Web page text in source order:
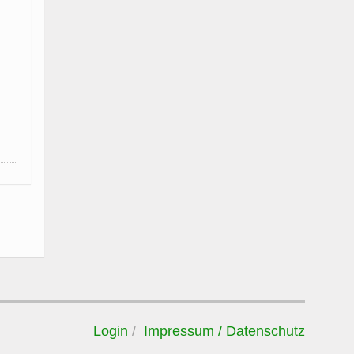
Login Impressum / Datenschutz